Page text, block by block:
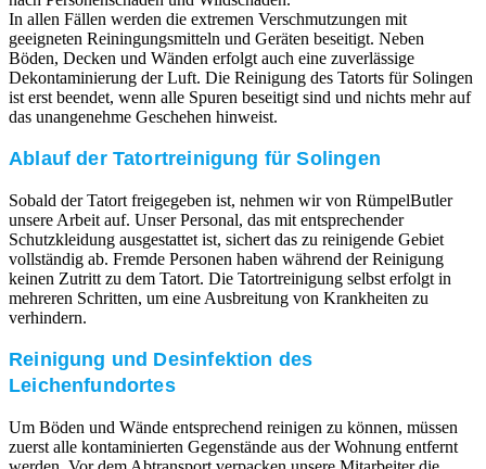
In allen Fällen werden die extremen Verschmutzungen mit
geeigneten Reiningungsmitteln und Geräten beseitigt. Neben
Böden, Decken und Wänden erfolgt auch eine zuverlässige
Dekontaminierung der Luft. Die Reinigung des Tatorts für Solingen
ist erst beendet, wenn alle Spuren beseitigt sind und nichts mehr auf
das unangenehme Geschehen hinweist.
Ablauf der Tatortreinigung für Solingen
Sobald der Tatort freigegeben ist, nehmen wir von RümpelButler
unsere Arbeit auf. Unser Personal, das mit entsprechender
Schutzkleidung ausgestattet ist, sichert das zu reinigende Gebiet
vollständig ab. Fremde Personen haben während der Reinigung
keinen Zutritt zu dem Tatort. Die Tatortreinigung selbst erfolgt in
mehreren Schritten, um eine Ausbreitung von Krankheiten zu
verhindern.
Reinigung und Desinfektion des
Leichenfundortes
Um Böden und Wände entsprechend reinigen zu können, müssen
zuerst alle kontaminierten Gegenstände aus der Wohnung entfernt